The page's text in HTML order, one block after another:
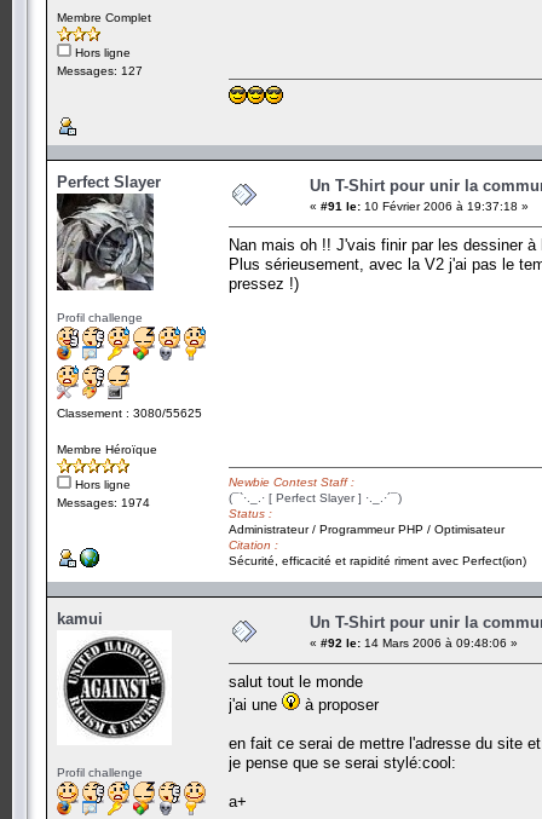
Membre Complet
Hors ligne
Messages: 127
Perfect Slayer
Profil challenge
Classement : 3080/55625
Membre Héroïque
Hors ligne
Messages: 1974
Un T-Shirt pour unir la
« #91 le: 10 Février 2006 à 19:37:18 »
Nan mais oh !! J'vais finir par les dessiner à
Plus sérieusement, avec la V2 j'ai pas le
pressez !)
Newbie Contest Staff :
(¯`·._.· [ Perfect Slayer ] ·._.·´¯)
Status :
Administrateur / Programmeur PHP / Optimisateur
Citation :
Sécurité, efficacité et rapidité riment avec Perfect(ion)
kamui
Profil challenge
Un T-Shirt pour unir la
« #92 le: 14 Mars 2006 à 09:48:06 »
salut tout le monde
j'ai une
à proposer
en fait ce serai de mettre l'adresse du site
je pense que se serai stylé:cool:
a+